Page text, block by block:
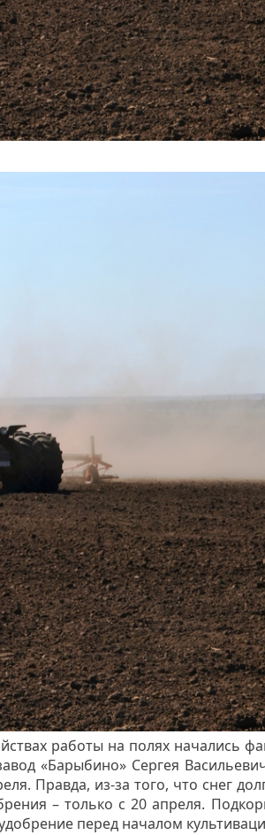
работы на полях начались
«Барыбино» Сергея
Правда, из-за того, что снег
– только с 20 апреля.
перед началом